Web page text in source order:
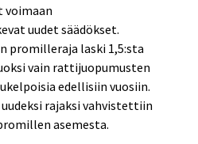
voimaan
uudet säädökset.
promilleraja laski 1,5:sta
vain rattijuopumusten
edellisiin vuosiin.
rajaksi vahvistettiin
asemesta.